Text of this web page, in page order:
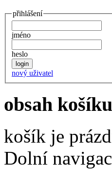
přihlášení
jméno
heslo
nový uživatel
obsah košíku
košík je
Dolní